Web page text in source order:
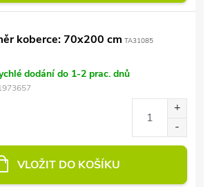
koberce: 70x200 cm TA31085
dodání do 1-2 prac. dnů
VLOŽIT DO KOŠÍKU